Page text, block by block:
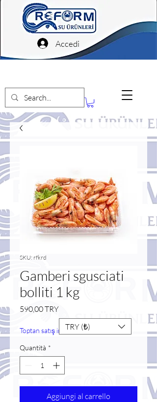
Accedi
SKU: rfkrd
Gamberi sgusciati
bolliti 1 kg
590,00 TRYPrezzo
Toptan satış indirimi
Quantità *
Aggiungi al carrello
TRY (₺)